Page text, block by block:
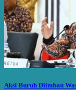
Aksi Buruh Diimbau